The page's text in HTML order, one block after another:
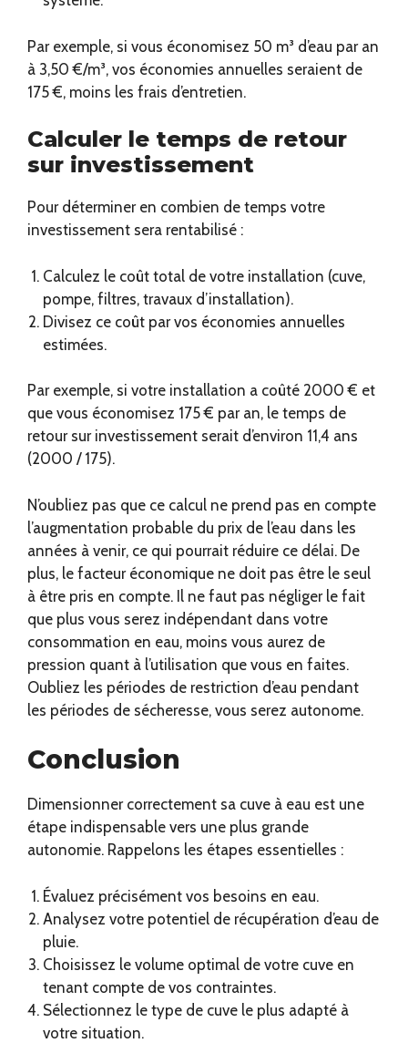
Par exemple, si vous économisez 50 m³ d’eau par an
à 3,50 €/m³, vos économies annuelles seraient de
175 €, moins les frais d’entretien.
Calculer le temps de retour
sur investissement
Pour déterminer en combien de temps votre
investissement sera rentabilisé :
Calculez le coût total de votre installation (cuve,
pompe, filtres, travaux d’installation).
Divisez ce coût par vos économies annuelles
estimées.
Par exemple, si votre installation a coûté 2000 € et
que vous économisez 175 € par an, le temps de
retour sur investissement serait d’environ 11,4 ans
(2000 / 175).
N’oubliez pas que ce calcul ne prend pas en compte
l’augmentation probable du prix de l’eau dans les
années à venir, ce qui pourrait réduire ce délai. De
plus, le facteur économique ne doit pas être le seul
à être pris en compte. Il ne faut pas négliger le fait
que plus vous serez indépendant dans votre
consommation en eau, moins vous aurez de
pression quant à l’utilisation que vous en faites.
Oubliez les périodes de restriction d’eau pendant
les périodes de sécheresse, vous serez autonome.
Conclusion
Dimensionner correctement sa cuve à eau est une
étape indispensable vers une plus grande
autonomie. Rappelons les étapes essentielles :
Évaluez précisément vos besoins en eau.
Analysez votre potentiel de récupération d’eau de
pluie.
Choisissez le volume optimal de votre cuve en
tenant compte de vos contraintes.
Sélectionnez le type de cuve le plus adapté à
votre situation.